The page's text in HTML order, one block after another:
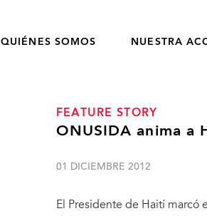
QUIÉNES SOMOS NUESTRA
FEATURE STORY
ONUSIDA anima a
01 DICIEMBRE 2012
El Presidente de Haití marcó